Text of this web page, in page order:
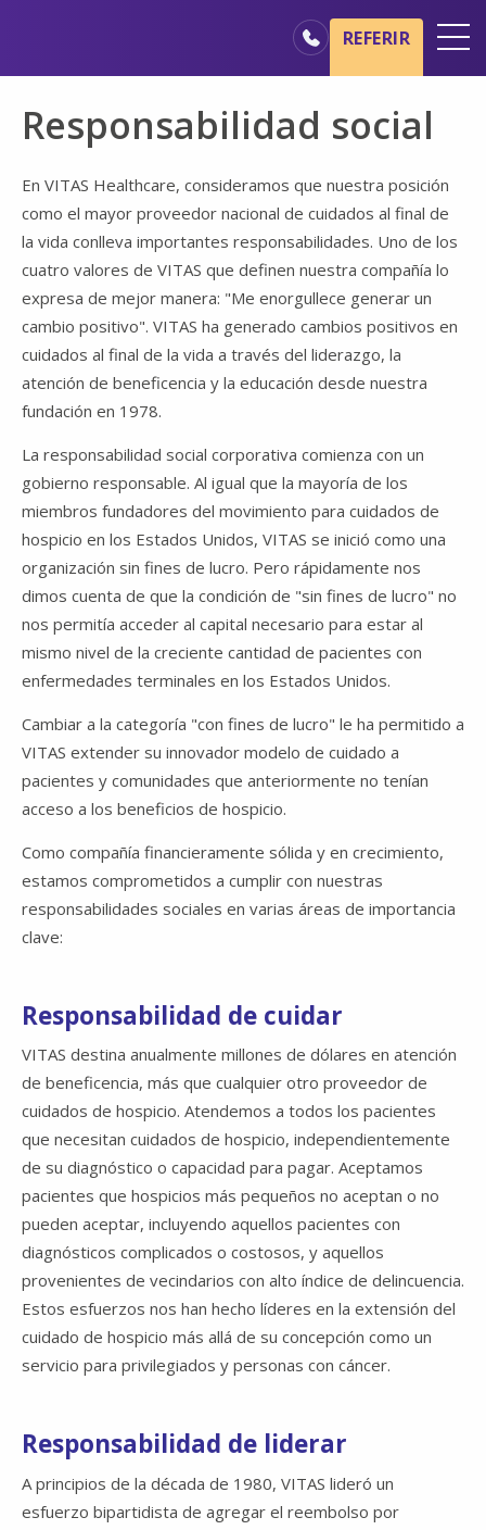
Básicos del cuidado de hospicio
Nuestros servicios
Profesionales médicos
Familiares y cuidadores
REFERIR
Responsabilidad social
En VITAS Healthcare, consideramos que nuestra posición
como el mayor proveedor nacional de cuidados al final de
la vida conlleva importantes responsabilidades. Uno de los
cuatro valores de VITAS que definen nuestra compañía lo
expresa de mejor manera: "Me enorgullece generar un
cambio positivo". VITAS ha generado cambios positivos en
cuidados al final de la vida a través del liderazgo, la
atención de beneficencia y la educación desde nuestra
fundación en 1978.
La responsabilidad social corporativa comienza con un
gobierno responsable. Al igual que la mayoría de los
miembros fundadores del movimiento para cuidados de
hospicio en los Estados Unidos, VITAS se inició como una
organización sin fines de lucro. Pero rápidamente nos
dimos cuenta de que la condición de "sin fines de lucro" no
nos permitía acceder al capital necesario para estar al
mismo nivel de la creciente cantidad de pacientes con
enfermedades terminales en los Estados Unidos.
Cambiar a la categoría "con fines de lucro" le ha permitido a
VITAS extender su innovador modelo de cuidado a
pacientes y comunidades que anteriormente no tenían
acceso a los beneficios de hospicio.
Como compañía financieramente sólida y en crecimiento,
estamos comprometidos a cumplir con nuestras
responsabilidades sociales en varias áreas de importancia
clave:
Responsabilidad de cuidar
VITAS destina anualmente millones de dólares en atención
de beneficencia, más que cualquier otro proveedor de
cuidados de hospicio. Atendemos a todos los pacientes
que necesitan cuidados de hospicio, independientemente
de su diagnóstico o capacidad para pagar. Aceptamos
pacientes que hospicios más pequeños no aceptan o no
pueden aceptar, incluyendo aquellos pacientes con
diagnósticos complicados o costosos, y aquellos
provenientes de vecindarios con alto índice de delincuencia.
Estos esfuerzos nos han hecho líderes en la extensión del
cuidado de hospicio más allá de su concepción como un
servicio para privilegiados y personas con cáncer.
Responsabilidad de liderar
A principios de la década de 1980, VITAS lideró un
esfuerzo bipartidista de agregar el reembolso por